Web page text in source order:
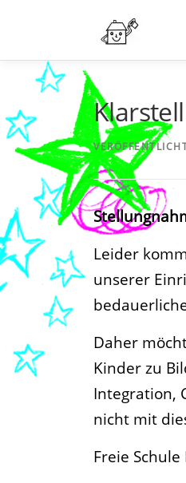
Leider
unserer
Daher
Kinder zu
Integration,
nicht mit
Freie Schule